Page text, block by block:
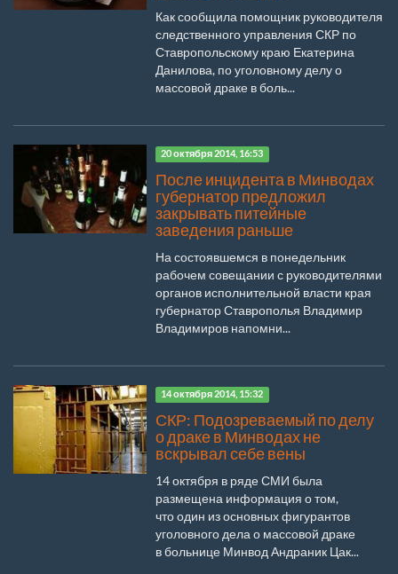
Как сообщила помощник руководителя
следственного управления СКР по
Ставропольскому краю Екатерина
Данилова, по уголовному делу о
массовой драке в боль...
20 октября 2014, 16:53
После инцидента в Минводах
губернатор предложил
закрывать питейные
заведения раньше
На состоявшемся в понедельник
рабочем совещании с руководителями
органов исполнительной власти края
губернатор Ставрополья Владимир
Владимиров напомни...
14 октября 2014, 15:32
СКР: Подозреваемый по делу
о драке в Минводах не
вскрывал себе вены
14 октября в ряде СМИ была
размещена информация о том,
что один из основных фигурантов
уголовного дела о массовой драке
в больнице Минвод Андраник Цак...